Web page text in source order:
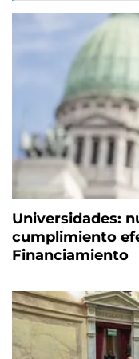
Universidades:
cumplimiento
Financiamiento